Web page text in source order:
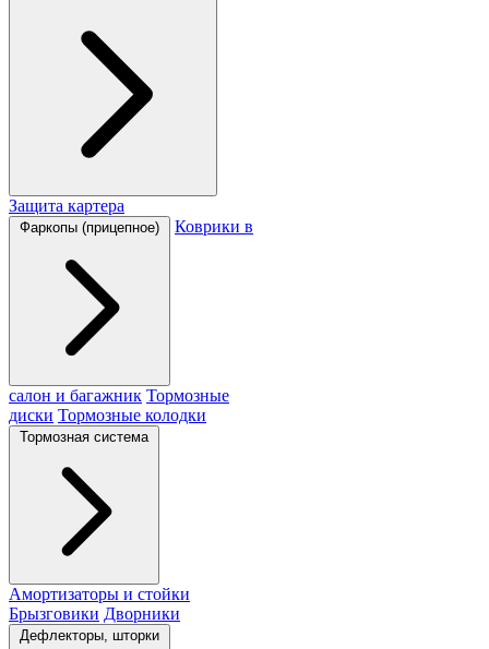
Защита картера
Фаркопы (прицепное) Коврики в
салон и багажник Тормозные
диски Тормозные колодки
Тормозная система
Амортизаторы и стойки
Брызговики Дворники
Дефлекторы, шторки